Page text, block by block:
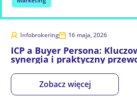
Infobrokering 16 maja, 2026
ICP a Buyer Persona:
synergia i praktyczny
Zobacz więcej